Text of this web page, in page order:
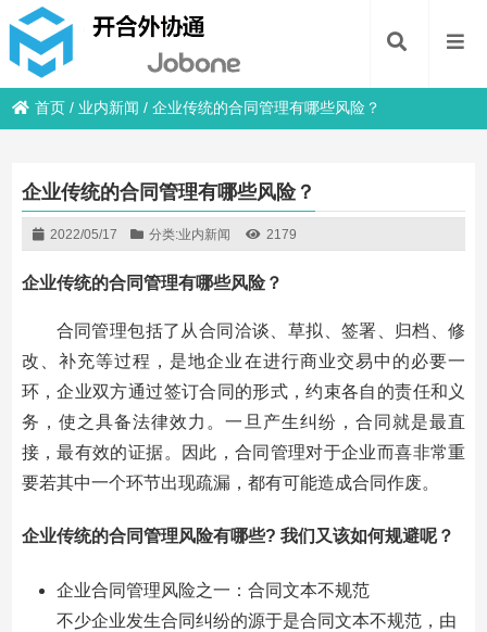
首页 / 业内新闻 /企业传统的合同管理有哪些风险？
企业传统的合同管理有哪些风险？
2022/05/17 分类:业内新闻 2179
企业传统的合同管理有哪些风险？
合同管理包括了从合同洽谈、草拟、签署、归档、修
改、补充等过程，是地企业在进行商业交易中的必要一
环，企业双方通过签订合同的形式，约束各自的责任和义
务，使之具备法律效力。一旦产生纠纷，合同就是最直
接，最有效的证据。因此，合同管理对于企业而喜非常重
要若其中一个环节出现疏漏，都有可能造成合同作废。
企业传统的合同管理风险有哪些? 我们又该如何规避呢？
企业合同管理风险之一：合同文本不规范
不少企业发生合同纠纷的源于是合同文本不规范，由